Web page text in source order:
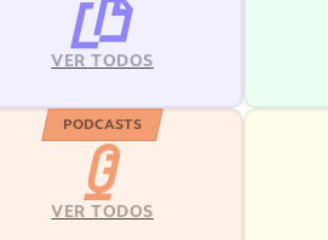
VER TODOS
PODCASTS
VER TODOS